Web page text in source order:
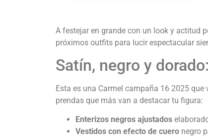
A festejar en grande con un look y actitud
próximos outfits para lucir espectacular
Satín, negro y
Esta es una Carmel campaña 16 2025
prendas que más van a destacar tu figura:
Enterizos negros ajustados
Vestidos con efecto de cuero negro